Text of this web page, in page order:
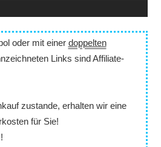
oder mit einer doppelten
Links sind Affiliate-
zustande, erhalten wir eine
für Sie!